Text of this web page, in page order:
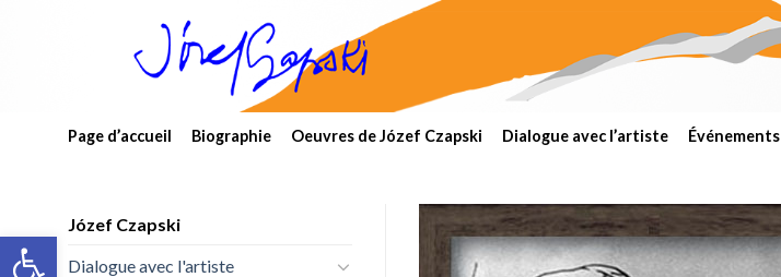
Open toolbar
Page d’accueil Biographie Oeuvres de Józef Czapski Dialogue avec l’artiste Événements
Józef Czapski
Dialogue avec l'artiste